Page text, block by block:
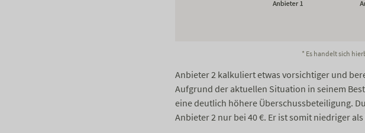
* Es handelt sich
Anbieter 2 kalkuliert etwas vorsichtiger und
Aufgrund der aktuellen Situation in seinem
eine deutlich höhere Überschussbeteiligung.
Anbieter 2 nur bei 40 €. Er ist somit niedriger